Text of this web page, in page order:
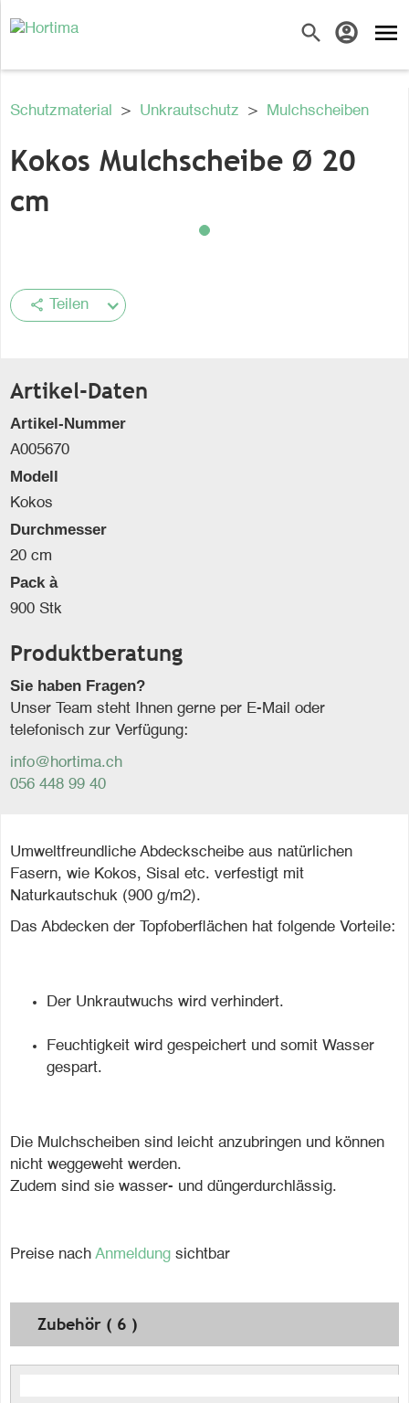
search account_circle menu
Schutzmaterial > Unkrautschutz > Mulchscheiben
Kokos Mulchscheibe Ø 20
cm
share Teilen
Artikel-Daten
Artikel-Nummer
A005670
Modell
Kokos
Durchmesser
20 cm
Pack à
900 Stk
Produktberatung
Sie haben Fragen?
Unser Team steht Ihnen gerne per E-Mail oder
telefonisch zur Verfügung:
info@hortima.ch
056 448 99 40
Umweltfreundliche Abdeckscheibe aus natürlichen
Fasern, wie Kokos, Sisal etc. verfestigt mit
Naturkautschuk (900 g/m2).
Das Abdecken der Topfoberflächen hat folgende Vorteile:
Der Unkrautwuchs wird verhindert.
Feuchtigkeit wird gespeichert und somit Wasser
gespart.
Die Mulchscheiben sind leicht anzubringen und können
nicht weggeweht werden.
Zudem sind sie wasser- und düngerdurchlässig.
Preise nach Anmeldung sichtbar
Zubehör ( 6 )